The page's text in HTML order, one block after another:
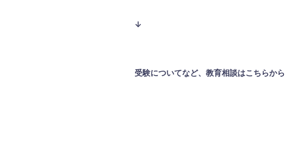
↓
受験についてなど、教育相談はこちらから